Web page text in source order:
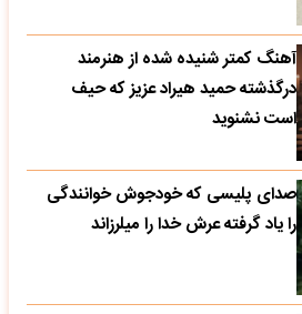
آهنگ کمتر شنیده شده از هنرمند
درگذشته حمید هیراد عزیز که حیف
است نشنوید
صدای پلیسی که خودجوش خوانندگی
را یاد گرفته عرش خدا را میلرزاند